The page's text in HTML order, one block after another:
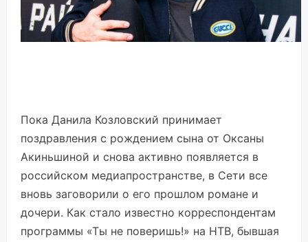
Пока Данила Козловский принимает
поздравления с рождением сына от Оксаны
Акиньшиной и снова активно появляется в
российском медиапространстве, в Сети все
вновь заговорили о его прошлом романе и
дочери. Как стало известно корреспондентам
программы «Ты не поверишь!» на НТВ, бывшая